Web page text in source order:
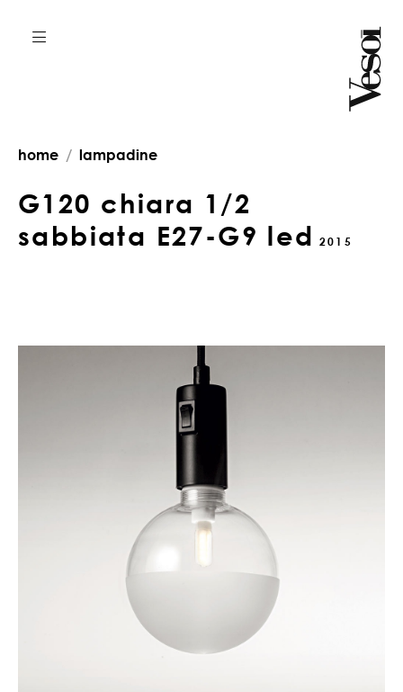
home lampadine
G120 chiara 1/2
sabbiata E27-G9 led 2015